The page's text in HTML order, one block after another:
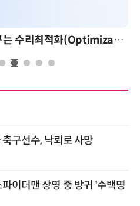
AI 시대의 의사결정을 바꾸는 수리최적화(Optimization): 실제 산업 적용 사례와 활용 전략 AI 핀옵스 실전 세
구선수, 낙뢰로 사망
이더맨 상영 중 방귀 '수백명